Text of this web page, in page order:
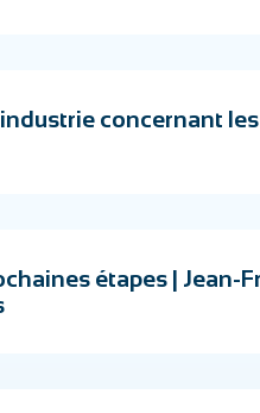
concernant
étapes | Jean-